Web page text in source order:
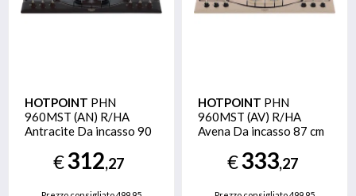
HOTPOINT PHN
960MST (AN) R/HA
Antracite Da incasso 90
€312,27
HOTPOINT PHN
960MST (AV) R/HA
Avena Da incasso 87 cm
€333,27